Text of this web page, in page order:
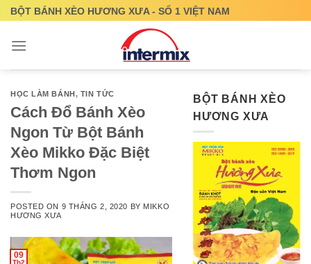
Skip
content
BỘT BÁNH XÈO HƯƠNG XƯA - SỐ 1 VIỆT NAM
HỌC LÀM BÁNH, TIN TỨC
Cách Đổ Bánh Xèo
Ngon Từ Bột Bánh
Xèo Mikko Đặc Biệt
Thơm Ngon
POSTED ON 9 THÁNG 2, 2020 BY MIKKO
HƯƠNG XƯA
09
Th2
BỘT BÁNH XÈO
HƯƠNG XƯA